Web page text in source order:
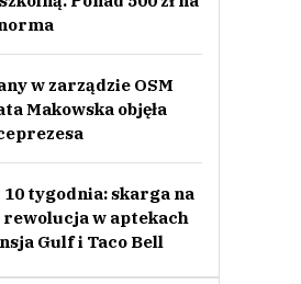
w zarządzie OSM
Makowska objęła
10 tygodnia: skarga na
rewolucja w aptekach
Gulf i Taco Bell